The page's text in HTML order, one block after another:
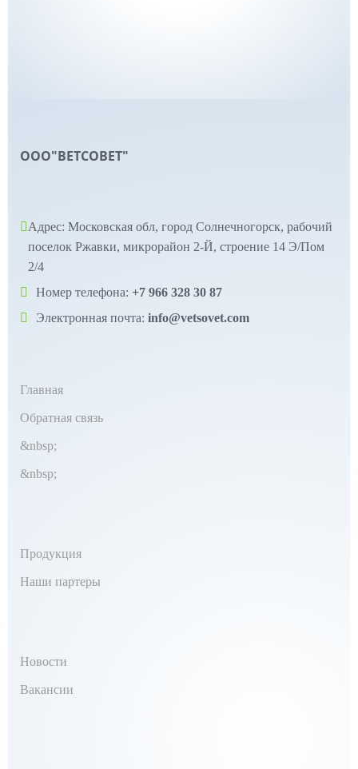
ООО"ВЕТСОВЕТ"
Адрес: Московская обл, город Солнечногорск, рабочий
поселок Ржавки, микрорайон 2-Й, строение 14 Э/Пом
2/4
Номер телефона: +7 966 328 30 87
Электронная почта: info@vetsovet.com
Главная
Обратная связь
&nbsp;
&nbsp;
Продукция
Наши партеры
Новости
Вакансии